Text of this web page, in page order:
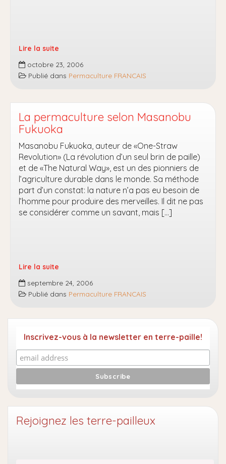
Lire la suite
Création
de
l’académie
Permaculture
par
Bill
Mollison
octobre 23, 2006
Publié dans Permaculture FRANCAIS
La permaculture selon Masanobu
Fukuoka
Masanobu Fukuoka, auteur de «One-Straw
Revolution» (La révolution d’un seul brin de paille)
et de «The Natural Way», est un des pionniers de
l’agriculture durable dans le monde. Sa méthode
part d’un constat: la nature n’a pas eu besoin de
l’homme pour produire des merveilles. Il dit ne pas
se considérer comme un savant, mais […]
Lire la suite
La
permaculture
selon
Fukuoka
septembre 24, 2006
Publié dans Permaculture FRANCAIS
Inscrivez-vous à la newsletter en terre-paille!
Rejoignez les terre-pailleux